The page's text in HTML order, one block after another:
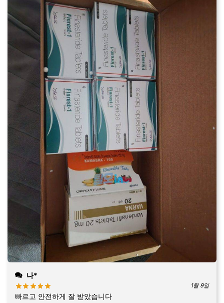
나*
1월 9일
빠르고 안전하게 잘 받았습니다